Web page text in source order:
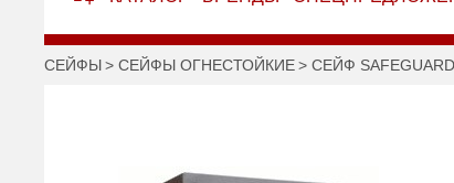
СЕЙФЫ СЕЙФЫ ОГНЕСТОЙКИЕ СЕЙФ